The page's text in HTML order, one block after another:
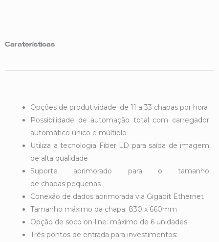
Caraterísticas
Opções de produtividade: de 11 a 33 chapas por hora
Possibilidade de automação total com carregador
automático único e múltiplo
Utiliza a tecnologia Fiber LD para saída de imagem
de alta qualidade
Suporte aprimorado para o tamanho
de chapas pequenas
Conexão de dados aprimorada via Gigabit Ethernet
Tamanho máximo da chapa: 830 x 660mm
Opção de soco on-line: máximo de 6 unidades
Três pontos de entrada para investimentos: